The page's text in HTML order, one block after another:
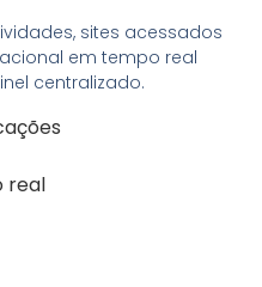
sites acessados
em tempo real
centralizado.
real